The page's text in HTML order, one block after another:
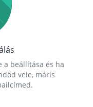
a beállítása és ha
vele, máris